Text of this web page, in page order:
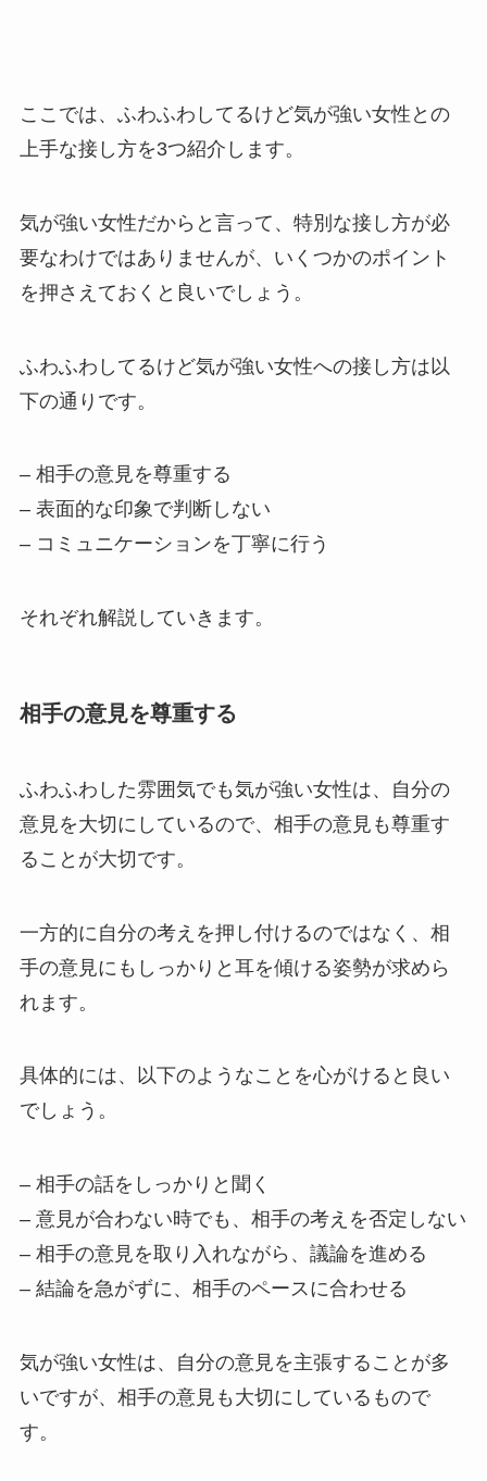
ここでは、ふわふわしてるけど気が強い女性との
上手な接し方を3つ紹介します。
気が強い女性だからと言って、特別な接し方が必
要なわけではありませんが、いくつかのポイント
を押さえておくと良いでしょう。
ふわふわしてるけど気が強い女性への接し方は以
下の通りです。
– 相手の意見を尊重する
– 表面的な印象で判断しない
– コミュニケーションを丁寧に行う
それぞれ解説していきます。
相手の意見を尊重する
ふわふわした雰囲気でも気が強い女性は、自分の
意見を大切にしているので、相手の意見も尊重す
ることが大切です。
一方的に自分の考えを押し付けるのではなく、相
手の意見にもしっかりと耳を傾ける姿勢が求めら
れます。
具体的には、以下のようなことを心がけると良い
でしょう。
– 相手の話をしっかりと聞く
– 意見が合わない時でも、相手の考えを否定しない
– 相手の意見を取り入れながら、議論を進める
– 結論を急がずに、相手のペースに合わせる
気が強い女性は、自分の意見を主張することが多
いですが、相手の意見も大切にしているもので
す。